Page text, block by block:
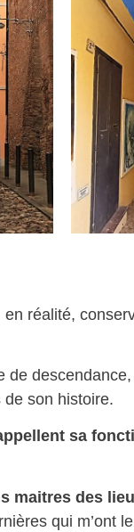
réalité,
de
de son histoire.
sa
maitres des
qui m’ont